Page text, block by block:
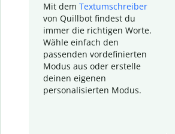
Mit dem Textumschreiber
von Quillbot findest du
immer die richtigen Worte.
Wähle einfach den
passenden vordefinierten
Modus aus oder erstelle
deinen eigenen
personalisierten Modus.